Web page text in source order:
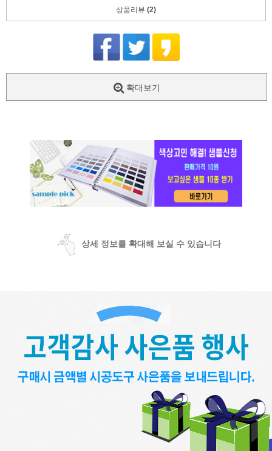
상품리뷰 (2)
확대보기
상세 정보를 확대해 보실 수 있습니다